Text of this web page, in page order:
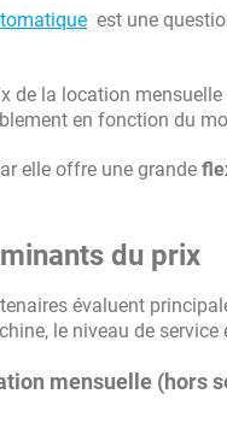
est une
de la location mensuelle
en fonction du
elle offre une grande
du prix
évaluent
le niveau de
mensuelle (hors